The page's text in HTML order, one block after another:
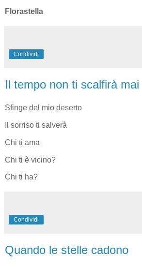
Florastella
Condividi
Il tempo non ti scalfirà mai
Sfinge del mio deserto
Il sorriso ti salverà
Chi ti ama
Chi ti è vicino?
Chi ti ha?
Condividi
Quando le stelle cadono